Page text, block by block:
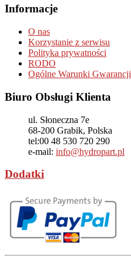
Informacje
O nas
Korzystanie z serwisu
Polityka prywatności
RODO
Ogólne Warunki Gwarancji
Biuro Obsługi Klienta
ul. Słoneczna 7e
68-200 Grabik, Polska
tel:00 48 530 720 290
e-mail: info@hydropart.pl
Dodatki